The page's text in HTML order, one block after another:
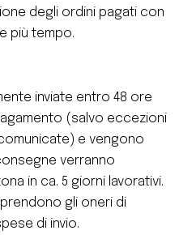
degli ordini pagati con
più tempo.
inviate entro 48 ore
(salvo eccezioni
e vengono
verranno
in ca. 5 giorni lavorativi.
gli oneri di
di invio.